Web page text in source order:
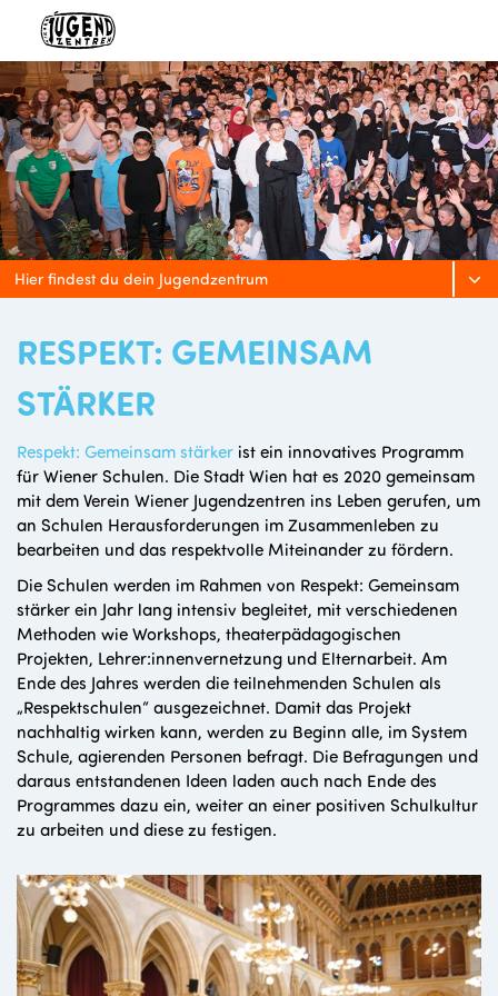
Hier findest du dein Jugendzentrum
RESPEKT: GEMEINSAM
STÄRKER
Respekt: Gemeinsam stärker ist ein innovatives Programm
für Wiener Schulen. Die Stadt Wien hat es 2020 gemeinsam
mit dem Verein Wiener Jugendzentren ins Leben gerufen, um
an Schulen Herausforderungen im Zusammenleben zu
bearbeiten und das respektvolle Miteinander zu fördern.
Die Schulen werden im Rahmen von Respekt: Gemeinsam
stärker ein Jahr lang intensiv begleitet, mit verschiedenen
Methoden wie Workshops, theaterpädagogischen
Projekten, Lehrer:innenvernetzung und Elternarbeit. Am
Ende des Jahres werden die teilnehmenden Schulen als
„Respektschulen“ ausgezeichnet. Damit das Projekt
nachhaltig wirken kann, werden zu Beginn alle, im System
Schule, agierenden Personen befragt. Die Befragungen und
daraus entstandenen Ideen laden auch nach Ende des
Programmes dazu ein, weiter an einer positiven Schulkultur
zu arbeiten und diese zu festigen.